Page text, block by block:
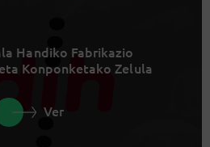
Handiko Fabrikazio
Konponketako Zelula
Ver